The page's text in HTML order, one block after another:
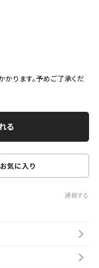
ります。予めご了承くだ
る
気に入り
通報する